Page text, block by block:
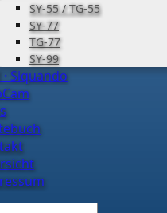
SY-55 / TG-55
SY-77
TG-77
SY-99
Siquando